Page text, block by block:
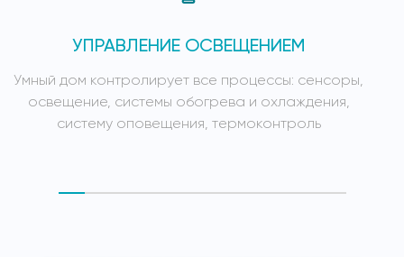
УПРАВЛЕНИЕ ОСВЕЩЕНИЕМ
Умный дом контролирует все процессы: сенсоры,
освещение, системы обогрева и охлаждения,
систему оповещения, термоконтроль